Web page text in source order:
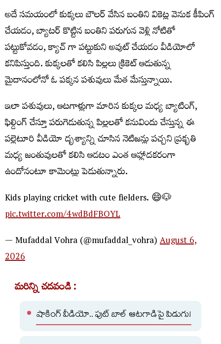
అదే సమయంలో కుక్కలు బౌలర్ వేసిన బంతిని వికెట్ల వెనుక కీపింగ్
చేయడం, బ్యాటర్ కొట్టిన బంతిని పరుగున వెళ్లి నోటితో
పట్టుకోవడం, క్యాచ్ గా పట్టుకుని అవుట్ చేయడం వీడియోలో
కనిపిస్తుంది. కుక్కలతో కలిసి పిల్లలు క్రికెట్ ఆడుతున్న
మైదానంలోనో ఓ పక్కన పశువులు మేత మేస్తున్నాయి.
ఇలా పశువులు, ఆటగాళ్లుగా మారిన కుక్కల మధ్య బ్యాటింగ్,
ఫిల్డింగ్ చేస్తూ పరుగెడుతున్న పిల్లలతో కనువిందు చేస్తున్న ఈ
పల్లెటూరి వీడియో దృశ్యాన్ని చూసిన నెటిజన్లు పచ్చని ప్రకృతి
మధ్య జంతువులతో కలిసి ఆడటం ఎంత ఆహ్లాదకరంగా
ఉందోనంటూ కామెంట్లు పెడుతున్నారు.
Kids playing cricket with cute fielders. 😄🐶
pic.twitter.com/4wdBdFBOYL
— Mufaddal Vohra (@mufaddal_vohra)August 6,
2026
మరిన్ని చదవండి :
షాకింగ్ వీడియో.. ఫుట్ బాల్ ఆటగాడిపై పిడుగు!